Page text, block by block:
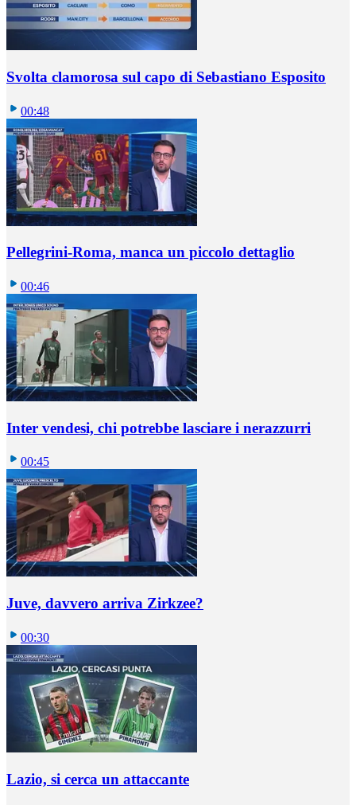
Svolta clamorosa sul capo di Sebastiano Esposito
00:48
Pellegrini-Roma, manca un piccolo dettaglio
00:46
Inter vendesi, chi potrebbe lasciare i nerazzurri
00:45
Juve, davvero arriva Zirkzee?
00:30
Lazio, si cerca un attaccante